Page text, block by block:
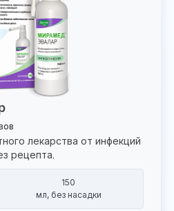
лекарства от инфекций
рецепта.
150
мл, без насадки